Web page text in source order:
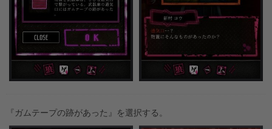
『ガムテープの跡があった』を選択する。